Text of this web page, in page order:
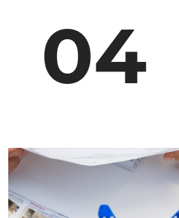
04